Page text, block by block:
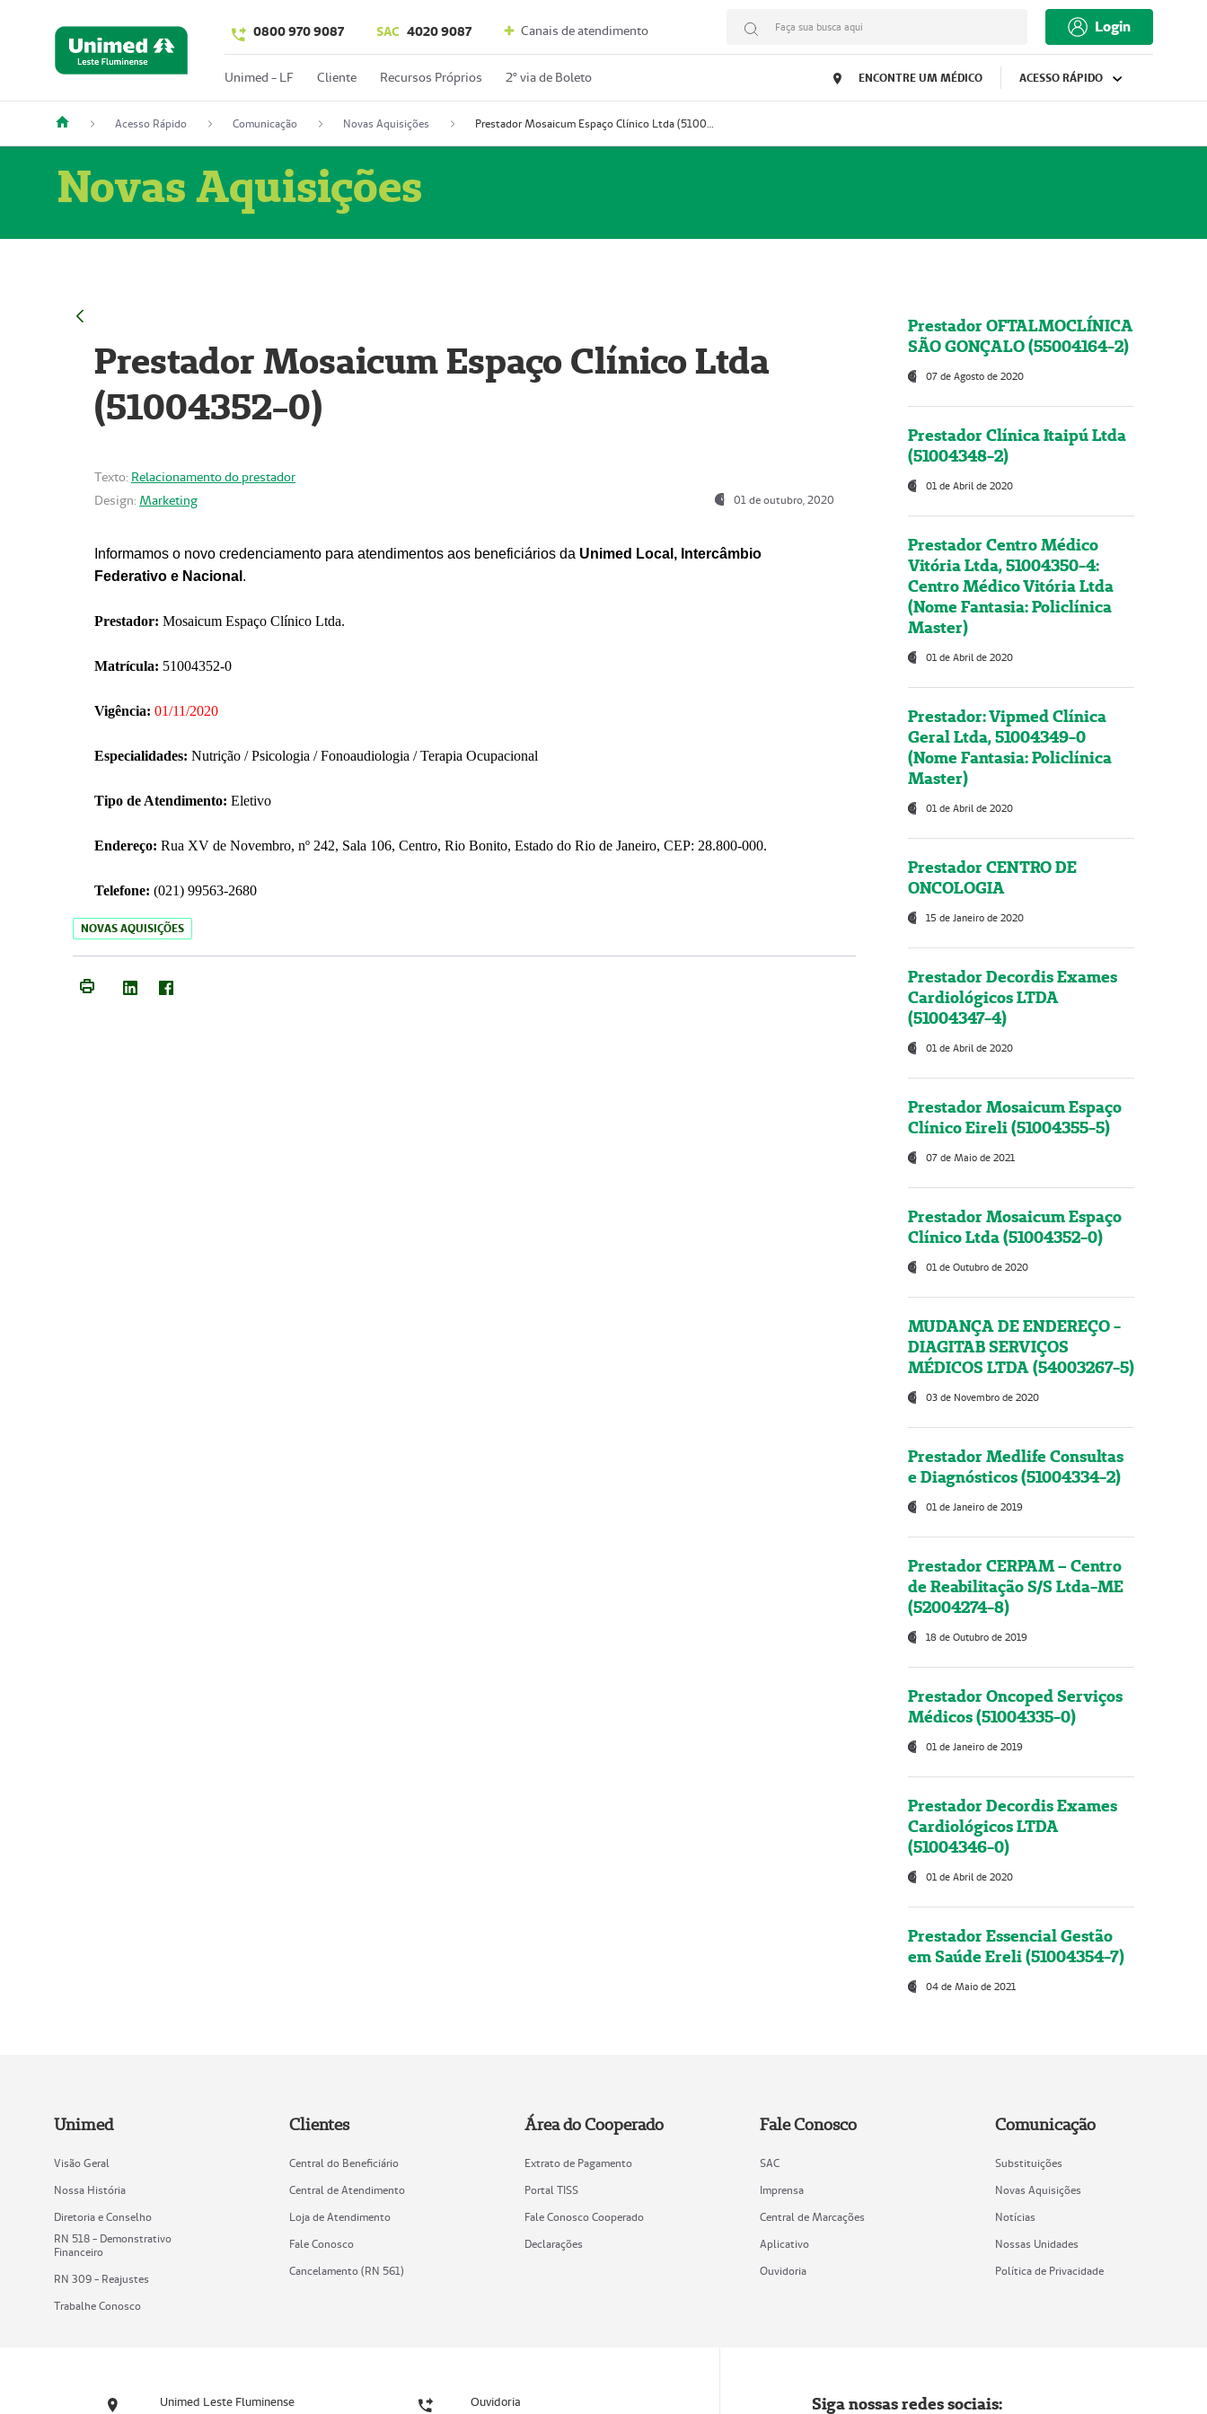
0800 970 9087 SAC 4020 9087 Canais de atendimento Faça sua busca aqui Login
Unimed - LF Cliente Recursos Próprios 2º via de Boleto ENCONTRE UM MÉDICO ACESSO RÁPIDO
Acesso Rápido Comunicação Novas Aquisições Prestador Mosaicum Espaço Clínico Ltda (51004352-0)
Novas Aquisições
Prestador Mosaicum Espaço Clínico Ltda
(51004352-0)
Texto: Relacionamento do prestador
Design: Marketing 01 de outubro, 2020
Informamos o novo credenciamento para atendimentos aos beneficiários da Unimed Local, Intercâmbio
Federativo e Nacional .
Prestador: Mosaicum Espaço Clínico Ltda.
Matrícula: 51004352-0
Vigência: 01/11/2020
Especialidades: Nutrição / Psicologia / Fonoaudiologia / Terapia Ocupacional
Tipo de Atendimento: Eletivo
Endereço: Rua XV de Novembro, nº 242, Sala 106, Centro, Rio Bonito, Estado do Rio de Janeiro, CEP: 28.800-000.
Telefone: (021) 99563-2680
NOVAS AQUISIÇÕES
Prestador OFTALMOCLÍNICA
SÃO GONÇALO (55004164-2)
07 de Agosto de 2020
Prestador Clínica Itaipú Ltda
(51004348-2)
01 de Abril de 2020
Prestador Centro Médico
Vitória Ltda, 51004350-4:
Centro Médico Vitória Ltda
(Nome Fantasia: Policlínica
Master)
01 de Abril de 2020
Prestador: Vipmed Clínica
Geral Ltda, 51004349-0
(Nome Fantasia: Policlínica
Master)
01 de Abril de 2020
Prestador CENTRO DE
ONCOLOGIA
15 de Janeiro de 2020
Prestador Decordis Exames
Cardiológicos LTDA
(51004347-4)
01 de Abril de 2020
Prestador Mosaicum Espaço
Clínico Eireli (51004355-5)
07 de Maio de 2021
Prestador Mosaicum Espaço
Clínico Ltda (51004352-0)
01 de Outubro de 2020
MUDANÇA DE ENDEREÇO -
DIAGITAB SERVIÇOS
MÉDICOS LTDA (54003267-5)
03 de Novembro de 2020
Prestador Medlife Consultas
e Diagnósticos (51004334-2)
01 de Janeiro de 2019
Prestador CERPAM – Centro
de Reabilitação S/S Ltda-ME
(52004274-8)
18 de Outubro de 2019
Prestador Oncoped Serviços
Médicos (51004335-0)
01 de Janeiro de 2019
Prestador Decordis Exames
Cardiológicos LTDA
(51004346-0)
01 de Abril de 2020
Prestador Essencial Gestão
em Saúde Ereli (51004354-7)
04 de Maio de 2021
Unimed
Visão Geral
Nossa História
Diretoria e Conselho
RN 518 - Demonstrativo
Financeiro
RN 309 - Reajustes
Trabalhe Conosco
Clientes
Central do Beneficiário
Central de Atendimento
Loja de Atendimento
Fale Conosco
Cancelamento (RN 561)
Área do Cooperado
Extrato de Pagamento
Portal TISS
Fale Conosco Cooperado
Declarações
Fale Conosco
SAC
Imprensa
Central de Marcações
Aplicativo
Ouvidoria
Comunicação
Substituições
Novas Aquisições
Notícias
Nossas Unidades
Política de Privacidade
Unimed Leste Fluminense Ouvidoria Siga nossas redes sociais: